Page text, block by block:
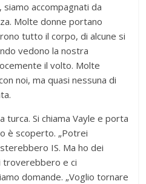
accompagnati da
Molte donne portano
tutto il corpo, di alcune si
vedono la nostra
il volto. Molte
noi, ma quasi nessuna di
turca. Si chiama Vayle e porta
è scoperto. „Potrei
IS. Ma ho dei
troverebbero e ci
domande. „Voglio tornare